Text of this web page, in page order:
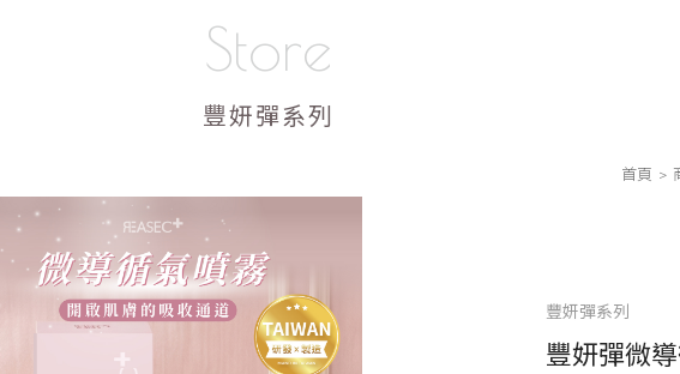
Store
豐妍彈系列
首頁
豐妍彈系列
豐妍彈微